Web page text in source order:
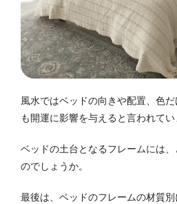
風水ではベッドの向きや配置、色
も開運に影響を与えると言われてい
ベッドの土台となるフレームには
のでしょうか。
最後は、ベッドのフレームの材質